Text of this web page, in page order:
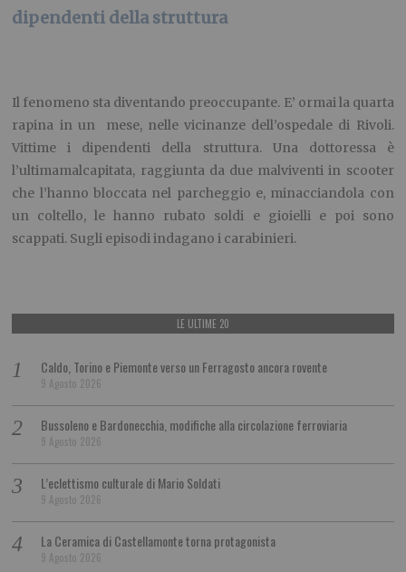
dipendenti della struttura
Il fenomeno sta diventando preoccupante. E’ ormai la quarta
rapina in un mese, nelle vicinanze dell’ospedale di Rivoli.
Vittime i dipendenti della struttura. Una dottoressa è
l’ultimamalcapitata, raggiunta da due malviventi in scooter
che l’hanno bloccata nel parcheggio e, minacciandola con
un coltello, le hanno rubato soldi e gioielli e poi sono
scappati. Sugli episodi indagano i carabinieri.
LE ULTIME 20
Caldo, Torino e Piemonte verso un Ferragosto ancora rovente
9 Agosto 2026
Bussoleno e Bardonecchia, modifiche alla circolazione ferroviaria
9 Agosto 2026
L’eclettismo culturale di Mario Soldati
9 Agosto 2026
La Ceramica di Castellamonte torna protagonista
9 Agosto 2026